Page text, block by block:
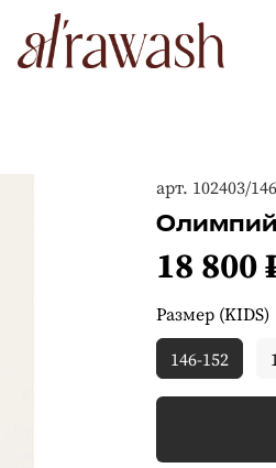
арт. 102403/
18 800
Размер (KIDS)
146-152